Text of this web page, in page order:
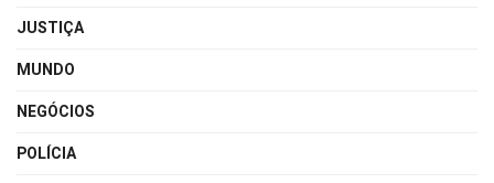
JUSTIÇA
MUNDO
NEGÓCIOS
POLÍCIA